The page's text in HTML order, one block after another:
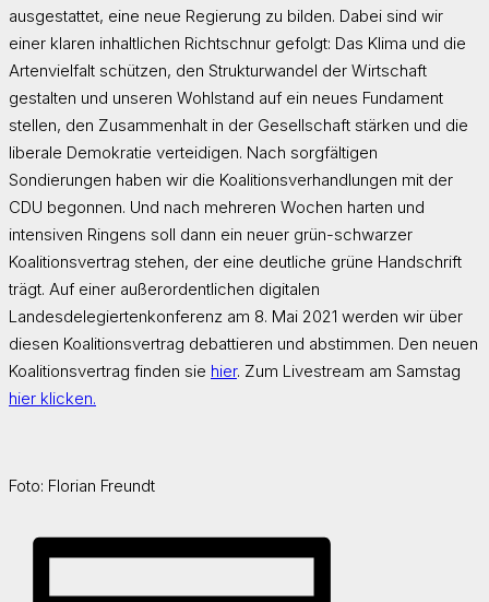
ausgestattet, eine neue Regierung zu bilden. Dabei sind wir
einer klaren inhaltlichen Richtschnur gefolgt: Das Klima und die
Artenvielfalt schützen, den Strukturwandel der Wirtschaft
gestalten und unseren Wohlstand auf ein neues Fundament
stellen, den Zusammenhalt in der Gesellschaft stärken und die
liberale Demokratie verteidigen. Nach sorgfältigen
Sondierungen haben wir die Koalitionsverhandlungen mit der
CDU begonnen. Und nach mehreren Wochen harten und
intensiven Ringens soll dann ein neuer grün-schwarzer
Koalitionsvertrag stehen, der eine deutliche grüne Handschrift
trägt. Auf einer außerordentlichen digitalen
Landesdelegiertenkonferenz am 8. Mai 2021 werden wir über
diesen Koalitionsvertrag debattieren und abstimmen. Den neuen
Koalitionsvertrag finden sie hier. Zum Livestream am Samstag
hier klicken.
Foto: Florian Freundt